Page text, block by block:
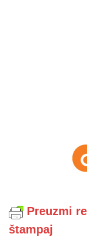
Preuzmi
štampaj